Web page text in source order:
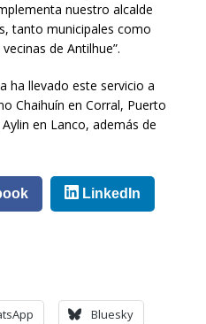
nuestro alcalde
tanto municipales como
de Antilhue”.
ha llevado este servicio a
Chaihuín en Corral, Puerto
en Lanco, además de
LinkedIn
Bluesky